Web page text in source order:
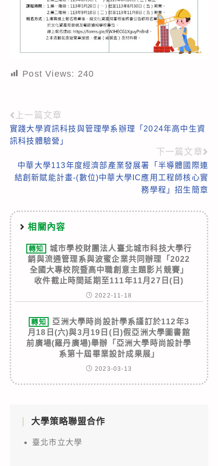
Post Views: 240
Read
more
上一篇文章
實踐大學資訊科技與管理學系辦理「2024年高中生資
訊科技體驗營」
下一篇文章
中華大學113年度經濟部產業發展署「半導體國際連
結創新賦能計畫-(數位)中華大學IC應用工程師核心實
務學程」招生簡章
相關內容
轉知
城市學校財團法人臺北城市科技大學行
銷與流通管理系與波蜜企業共同辦理「2022
全國大專校院暨高中職創意主題影片競賽」
收件截止時間延期至111年11月27日(日)
2022-11-18
轉知
亞洲大學時尚設計學系謹訂於112年3
月18日(六)與3月19日(日)假亞洲大學圖書館
前廣場(羅丹廣場)舉辦「亞洲大學時尚設計學
系第十屆畢業設計成果展」
2023-03-13
大學策略聯盟合作
臺北市立大學